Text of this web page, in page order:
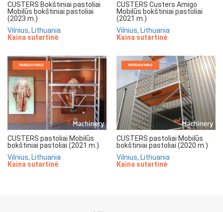
CUSTERS Bokštiniai pastoliai
Mobilūs bokštiniai pastoliai
(2023 m.)
Vilnius, Lithuania
Kaina sutartinė
CUSTERS Custers Amigo
Mobilūs bokštiniai pastoliai
(2021 m.)
Vilnius, Lithuania
Kaina sutartinė
PARDAVIMAS
CUSTERS pastoliai Mobilūs
bokštiniai pastoliai (2021 m.)
Vilnius, Lithuania
Kaina sutartinė
PARDAVIMAS
CUSTERS pastoliai Mobilūs
bokštiniai pastoliai (2020 m.)
Vilnius, Lithuania
Kaina sutartinė